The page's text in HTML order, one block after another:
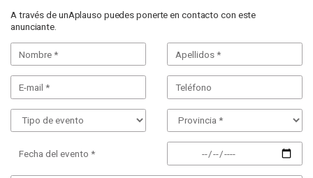
A través de unAplauso puedes ponerte en contacto con este
anunciante.
Fecha del evento *